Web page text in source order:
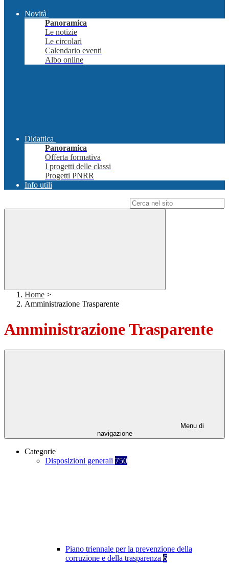
Novità
Panoramica
Le notizie
Le circolari
Calendario eventi
Albo online
Didattica
Panoramica
Offerta formativa
I progetti delle classi
Progetti PNRR
Info utili
Home >
Amministrazione Trasparente
Amministrazione Trasparente
Menu di
navigazione
Categorie
Disposizioni generali 750
Piano triennale per la prevenzione della
corruzione e della trasparenza 6